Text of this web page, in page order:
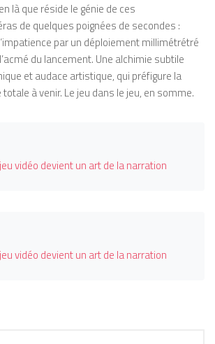
là que réside le génie de ces
de quelques poignées de secondes :
par un déploiement millimétrétré
du lancement. Une alchimie subtile
et audace artistique, qui préfigure la
à venir. Le jeu dans le jeu, en somme.
vidéo devient un art de la narration
vidéo devient un art de la narration